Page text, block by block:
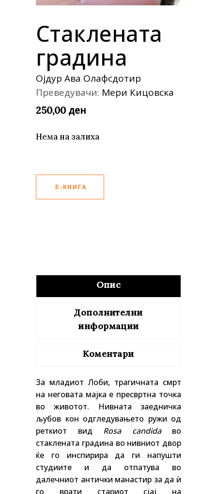
Стаклената
градина
Ојдур Ава Олафсдотир
Преведувачи: Мери Кицовска
250,00 ден
Нема на залиха
Е-КНИГА
Опис
Дополнителни
информации
Коментари
За младиот Лоби, трагичната смрт
на неговата мајка е пресвртна точка
во животот. Нивната заедничка
љубов кон одгледувањето ружи од
реткиот вид Rosa candidaво
стаклената градина во нивниот двор
ќе го инспирира да ги напушти
студиите и да отпатува во
далечниот антички манастир за да ѝ
го врати стариот сјај на